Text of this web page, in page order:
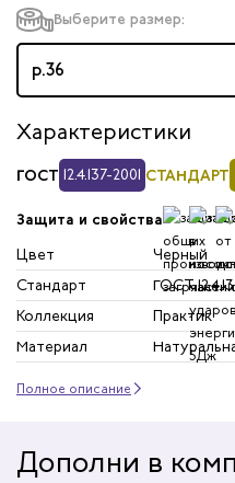
Выберите размер:
р.36
Характеристики
ГОСТ 12.4.137-2001 СТАНДАРТ
Защита и свойства
Цвет
Черный
Стандарт
ГОСТ
Коллекция
Практик
Материал
Полное описание
Дополни в